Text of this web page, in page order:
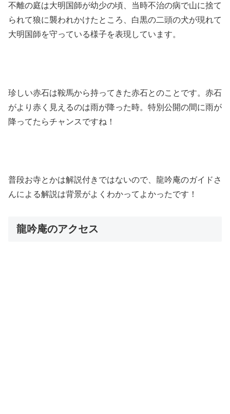
不離の庭は大明国師が幼少の頃、当時不治の病で山に捨て
られて狼に襲われかけたところ、白黒の二頭の犬が現れて
大明国師を守っている様子を表現しています。
珍しい赤石は鞍馬から持ってきた赤石とのことです。赤石
がより赤く見えるのは雨が降った時。特別公開の間に雨が
降ってたらチャンスですね！
普段お寺とかは解説付きではないので、龍吟庵のガイドさ
んによる解説は背景がよくわかってよかったです！
龍吟庵のアクセス